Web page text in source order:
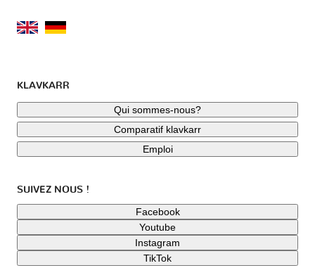
KLAVKARR
Qui sommes-nous?
Comparatif klavkarr
Emploi
SUIVEZ NOUS !
Facebook
Youtube
Instagram
TikTok